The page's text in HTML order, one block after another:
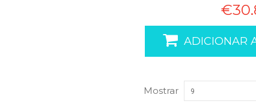
ADICIONAR
Mostrar 9